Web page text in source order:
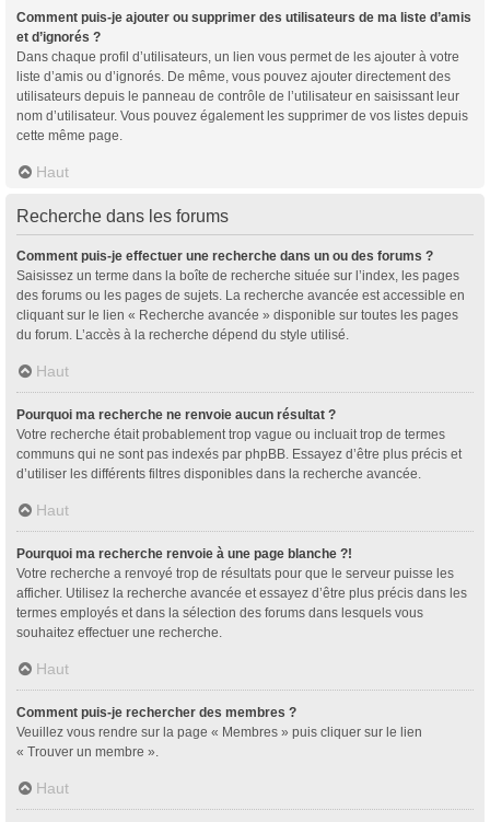
Comment puis-je ajouter ou supprimer des utilisateurs de ma liste d’amis
et d’ignorés ?
Dans chaque profil d’utilisateurs, un lien vous permet de les ajouter à votre
liste d’amis ou d’ignorés. De même, vous pouvez ajouter directement des
utilisateurs depuis le panneau de contrôle de l’utilisateur en saisissant leur
nom d’utilisateur. Vous pouvez également les supprimer de vos listes depuis
cette même page.
Haut
Recherche dans les forums
Comment puis-je effectuer une recherche dans un ou des forums ?
Saisissez un terme dans la boîte de recherche située sur l’index, les pages
des forums ou les pages de sujets. La recherche avancée est accessible en
cliquant sur le lien « Recherche avancée » disponible sur toutes les pages
du forum. L’accès à la recherche dépend du style utilisé.
Haut
Pourquoi ma recherche ne renvoie aucun résultat ?
Votre recherche était probablement trop vague ou incluait trop de termes
communs qui ne sont pas indexés par phpBB. Essayez d’être plus précis et
d’utiliser les différents filtres disponibles dans la recherche avancée.
Haut
Pourquoi ma recherche renvoie à une page blanche ?!
Votre recherche a renvoyé trop de résultats pour que le serveur puisse les
afficher. Utilisez la recherche avancée et essayez d’être plus précis dans les
termes employés et dans la sélection des forums dans lesquels vous
souhaitez effectuer une recherche.
Haut
Comment puis-je rechercher des membres ?
Veuillez vous rendre sur la page « Membres » puis cliquer sur le lien
« Trouver un membre ».
Haut